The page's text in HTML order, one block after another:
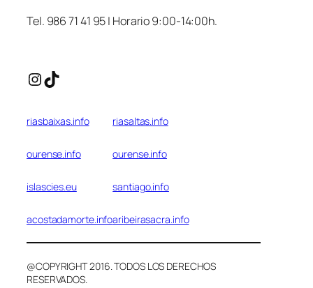
Tel. 986 71 41 95 | Horario 9:00-14:00h.
Instagram
TikTok
riasbaixas.info riasaltas.info
ourense.info ourense.info
islascies.eu santiago.info
acostadamorte.infoaribeirasacra.info
@COPYRIGHT 2016. TODOS LOS DERECHOS
RESERVADOS.